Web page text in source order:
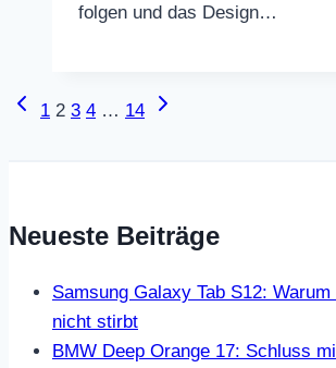
folgen und das Design…
Seitennavigation
Vorherige
1 2 3 4 … 14
Nächste
Neueste Beiträge
Samsung Galaxy Tab S12:
nicht stirbt
BMW Deep Orange 17: Schluss